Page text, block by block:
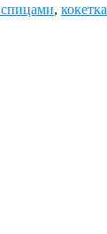
, кокетка